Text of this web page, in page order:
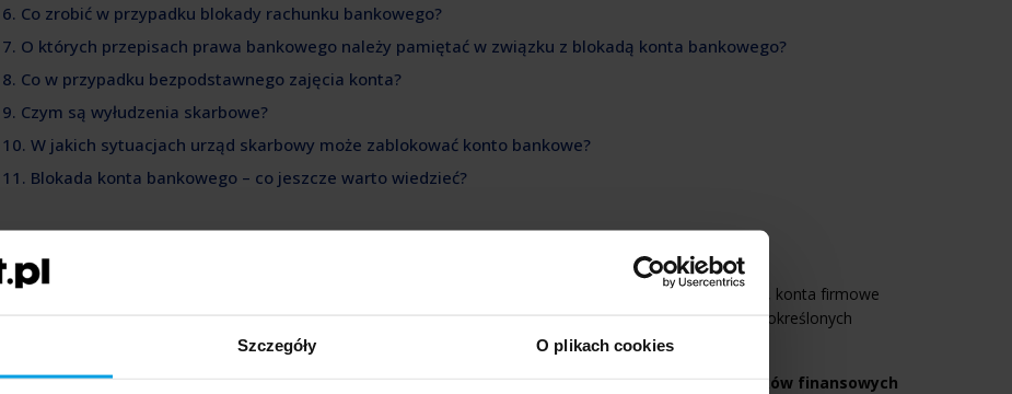
Szczegóły O plikach cookies
6. Co zrobić w przypadku blokady rachunku bankowego?
7. O których przepisach prawa bankowego należy pamiętać w związku z blokadą konta bankowego?
8. Co w przypadku bezpodstawnego zajęcia konta?
9. Czym są wyłudzenia skarbowe?
10. W jakich sytuacjach urząd skarbowy może zablokować konto bankowe?
11. Blokada konta bankowego – co jeszcze warto wiedzieć?
Korzystanie z rachunków bankowych takich jak:
, oszczędnościowo-rozliczeniowe, konta firmowe
jest wygodne i pozwala na łatwe zarządzanie budżetem własnym, jak i firmy. Musisz jednak pamiętać, że w określonych
sytuacjach może dojść do zablokowania Twoich środków na rachunku bankowym.
Pod pojęciem blokady konta lub rachunku bankowego rozumiemy
uniemożliwienie korzystania ze środków finansowych